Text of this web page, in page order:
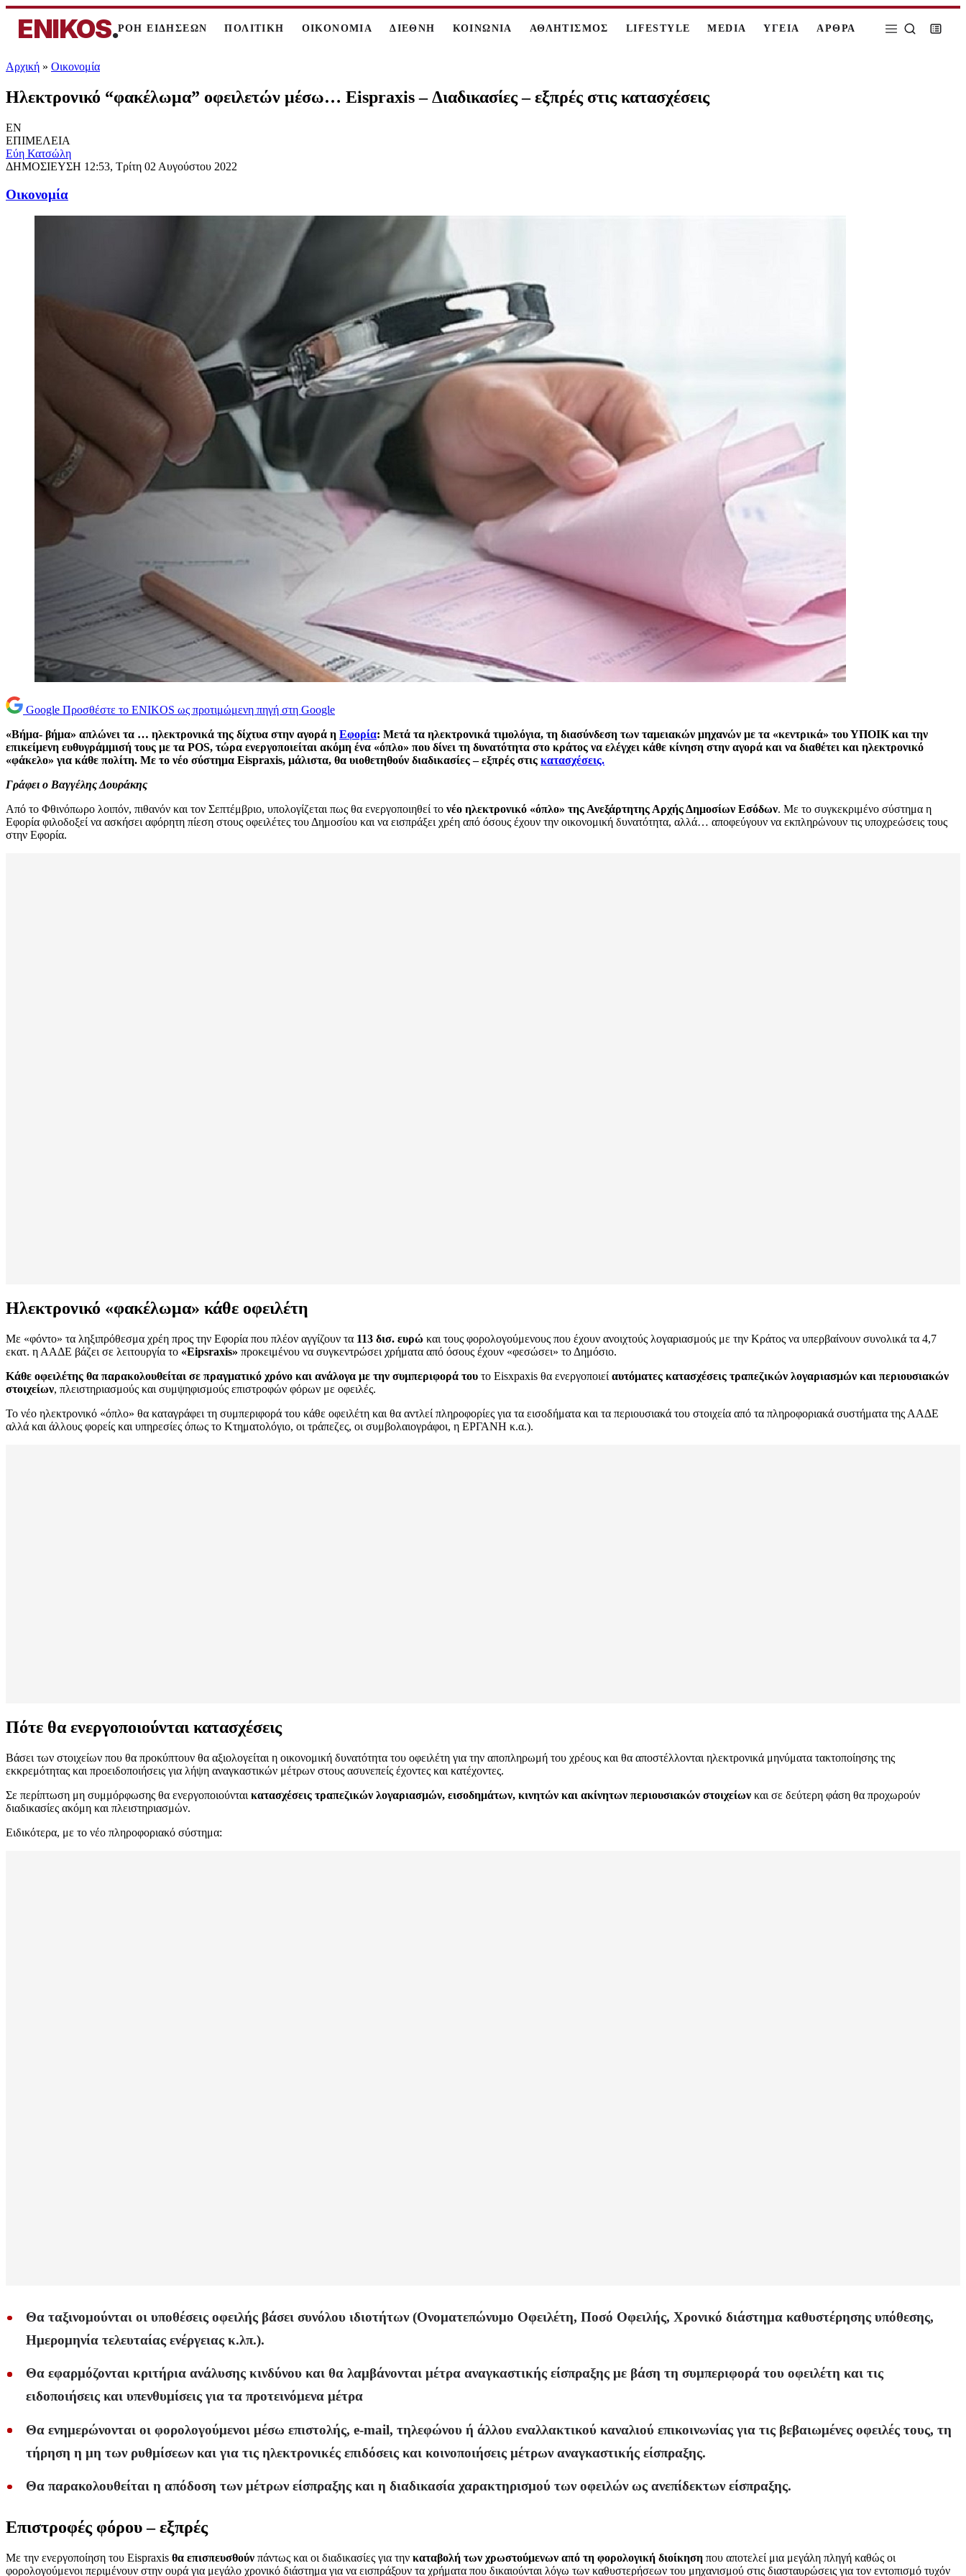
ENIKOS.ΡΟΗ ΕΙΔΗΣΕΩΝ ΠΟΛΙΤΙΚΗ ΟΙΚΟΝΟΜΙΑ ΔΙΕΘΝΗ ΚΟΙΝΩΝΙΑ ΑΘΛΗΤΙΣΜΟΣ LIFESTYLE MEDIA ΥΓΕΙΑ ΑΡΘΡΑ
Αρχική » Oικονομία
Ηλεκτρονικό “φακέλωμα” οφειλετών μέσω… Eispraxis – Διαδικασίες – εξπρές στις κατασχέσεις
EN
ΕΠΙΜΕΛΕΙΑ
Εύη Κατσώλη
ΔΗΜΟΣΙΕΥΣΗ 12:53, Τρίτη 02 Αυγούστου 2022
Oικονομία
Google Προσθέστε το ENIKOS ως προτιμώμενη πηγή στη Google
«Βήμα- βήμα» απλώνει τα … ηλεκτρονικά της δίχτυα στην αγορά η Εφορία: Μετά τα ηλεκτρονικά τιμολόγια, τη διασύνδεση των ταμειακών μηχανών με τα «κεντρικά» του ΥΠΟΙΚ και την
επικείμενη ευθυγράμμισή τους με τα POS, τώρα ενεργοποιείται ακόμη ένα «όπλο» που δίνει τη δυνατότητα στο κράτος να ελέγχει κάθε κίνηση στην αγορά και να διαθέτει και ηλεκτρονικό
«φάκελο» για κάθε πολίτη. Με το νέο σύστημα Eispraxis, μάλιστα, θα υιοθετηθούν διαδικασίες – εξπρές στις κατασχέσεις.
Γράφει ο Βαγγέλης Δουράκης
Από το Φθινόπωρο λοιπόν, πιθανόν και τον Σεπτέμβριο, υπολογίζεται πως θα ενεργοποιηθεί το νέο ηλεκτρονικό «όπλο» της Ανεξάρτητης Αρχής Δημοσίων Εσόδων. Με το συγκεκριμένο σύστημα η
Εφορία φιλοδοξεί να ασκήσει αφόρητη πίεση στους οφειλέτες του Δημοσίου και να εισπράξει χρέη από όσους έχουν την οικονομική δυνατότητα, αλλά… αποφεύγουν να εκπληρώνουν τις υποχρεώσεις τους
στην Εφορία.
Ηλεκτρονικό «φακέλωμα» κάθε οφειλέτη
Με «φόντο» τα ληξιπρόθεσμα χρέη προς την Εφορία που πλέον αγγίζουν τα 113 δισ. ευρώ και τους φορολογούμενους που έχουν ανοιχτούς λογαριασμούς με την Κράτος να υπερβαίνουν συνολικά τα 4,7
εκατ. η ΑΑΔΕ βάζει σε λειτουργία το «Eipsraxis» προκειμένου να συγκεντρώσει χρήματα από όσους έχουν «φεσώσει» το Δημόσιο.
Κάθε οφειλέτης θα παρακολουθείται σε πραγματικό χρόνο και ανάλογα με την συμπεριφορά του το Eisxpaxis θα ενεργοποιεί αυτόματες κατασχέσεις τραπεζικών λογαριασμών και περιουσιακών
στοιχείων, πλειστηριασμούς και συμψηφισμούς επιστροφών φόρων με οφειλές.
Το νέο ηλεκτρονικό «όπλο» θα καταγράφει τη συμπεριφορά του κάθε οφειλέτη και θα αντλεί πληροφορίες για τα εισοδήματα και τα περιουσιακά του στοιχεία από τα πληροφοριακά συστήματα της ΑΑΔΕ
αλλά και άλλους φορείς και υπηρεσίες όπως το Κτηματολόγιο, οι τράπεζες, οι συμβολαιογράφοι, η ΕΡΓΑΝΗ κ.α.).
Πότε θα ενεργοποιούνται κατασχέσεις
Βάσει των στοιχείων που θα προκύπτουν θα αξιολογείται η οικονομική δυνατότητα του οφειλέτη για την αποπληρωμή του χρέους και θα αποστέλλονται ηλεκτρονικά μηνύματα τακτοποίησης της
εκκρεμότητας και προειδοποιήσεις για λήψη αναγκαστικών μέτρων στους ασυνεπείς έχοντες και κατέχοντες.
Σε περίπτωση μη συμμόρφωσης θα ενεργοποιούνται κατασχέσεις τραπεζικών λογαριασμών, εισοδημάτων, κινητών και ακίνητων περιουσιακών στοιχείων και σε δεύτερη φάση θα προχωρούν
διαδικασίες ακόμη και πλειστηριασμών.
Ειδικότερα, με το νέο πληροφοριακό σύστημα:
Θα ταξινομούνται οι υποθέσεις οφειλής βάσει συνόλου ιδιοτήτων (Ονοματεπώνυμο Οφειλέτη, Ποσό Οφειλής, Χρονικό διάστημα καθυστέρησης υπόθεσης,
Ημερομηνία τελευταίας ενέργειας κ.λπ.).
Θα εφαρμόζονται κριτήρια ανάλυσης κινδύνου και θα λαμβάνονται μέτρα αναγκαστικής είσπραξης με βάση τη συμπεριφορά του οφειλέτη και τις
ειδοποιήσεις και υπενθυμίσεις για τα προτεινόμενα μέτρα
Θα ενημερώνονται οι φορολογούμενοι μέσω επιστολής, e-mail, τηλεφώνου ή άλλου εναλλακτικού καναλιού επικοινωνίας για τις βεβαιωμένες οφειλές τους, τη
τήρηση η μη των ρυθμίσεων και για τις ηλεκτρονικές επιδόσεις και κοινοποιήσεις μέτρων αναγκαστικής είσπραξης.
Θα παρακολουθείται η απόδοση των μέτρων είσπραξης και η διαδικασία χαρακτηρισμού των οφειλών ως ανεπίδεκτων είσπραξης.
Επιστροφές φόρου – εξπρές
Με την ενεργοποίηση του Eispraxis θα επισπευσθούν πάντως και οι διαδικασίες για την καταβολή των χρωστούμενων από τη φορολογική διοίκηση που αποτελεί μια μεγάλη πληγή καθώς οι
φορολογούμενοι περιμένουν στην ουρά για μεγάλο χρονικό διάστημα για να εισπράξουν τα χρήματα που δικαιούνται λόγω των καθυστερήσεων του μηχανισμού στις διασταυρώσεις για τον εντοπισμό τυχόν